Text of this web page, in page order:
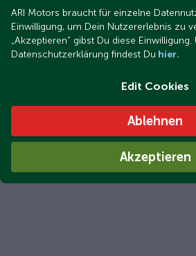
ARI Motors braucht für einzelne
Einwilligung, um Dein Nutzererlebnis zu
„Akzeptieren“ gibst Du diese Einwilligung.
Datenschutzerklärung findest Du hier.
Edit Cookies
Ablehnen
Akzeptieren